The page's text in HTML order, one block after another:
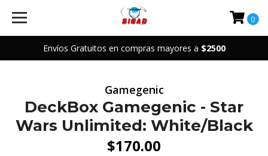
Envíos Gratuitos en compras mayores a $2500
0
Gamegenic
DeckBox Gamegenic - Star
Wars Unlimited: White/Black
$170.00